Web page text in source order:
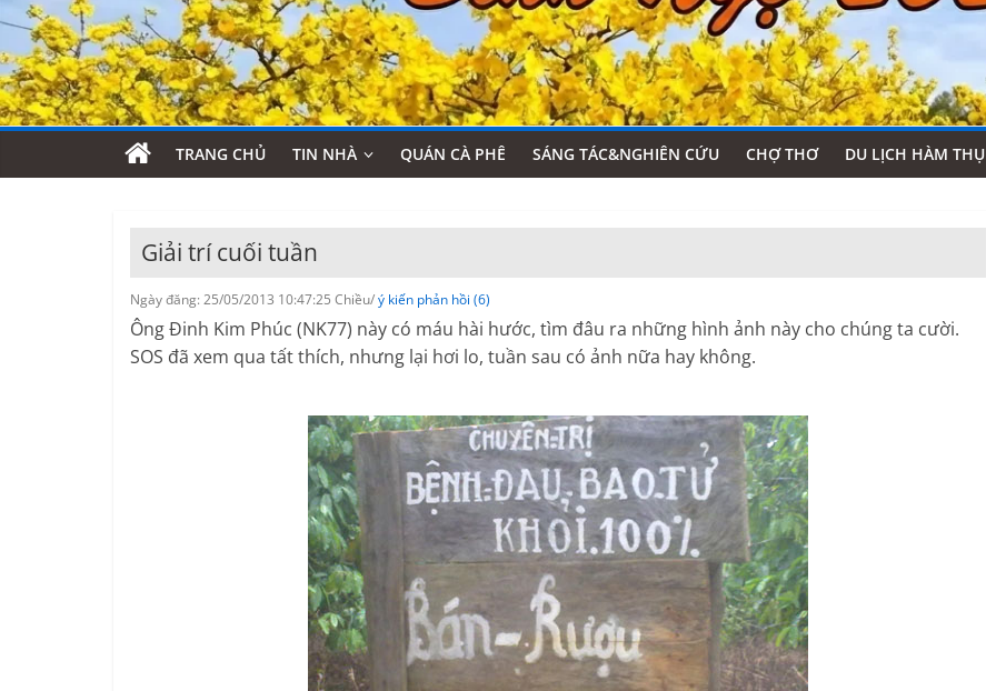
TRANG CHỦ TIN NHÀ QUÁN CÀ PHÊ SÁNG TÁC&NGHIÊN CỨU CHỢ THƠ DU LỊCH HÀM THỤ
Giải trí cuối tuần
Ngày đăng: 25/05/2013 10:47:25 Chiều/ý kiến phản hồi (6)
Ông Đinh Kim Phúc (NK77) này có máu hài hước, tìm đâu ra những hình ảnh này cho chúng ta cười.
SOS đã xem qua tất thích, nhưng lại hơi lo, tuần sau có ảnh nữa hay không.